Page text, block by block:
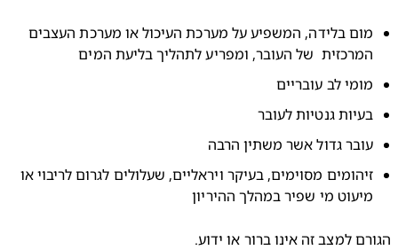
מום בלידה, המשפיע על מערכת העיכול או מערכת העצבים
של העובר, ומפריע לתהליך בליעת המים
לב עובריים
גנטיות לעובר
גדול אשר משתין הרבה
זיהומים מסוימים, בעיקר ויראליים, שעלולים לגרום לריבוי או
מי שפיר במהלך ההיריון
למצב זה אינו ברור או ידוע.